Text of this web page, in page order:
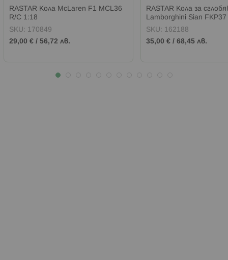
RASTAR Кола McLaren F1 MCL36
R/C 1:18
SKU: 170849
29,00 € / 56,72 лв.
RASTAR Кола за
Lamborghini Sian
SKU: 162188
35,00 € / 68,45 лв.